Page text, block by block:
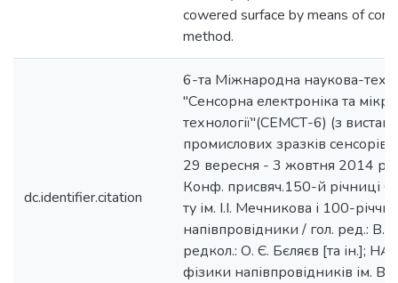
cowered surface by means of
method.
dc.identifier.citation
6-та Міжнародна наукова-
"Сенсорна електроніка та
технології"(СЕМСТ-6) (з
промислових зразків
29 вересня - 3 жовтня 2014 р. :
Конф. присвяч.150-й річниці
ту ім. І.І. Мечникова і 100-
напівпровідники / гол. ред.: В.
редкол.: О. Є. Бєляєв [та ін.];
фізики напівпровідників ім.